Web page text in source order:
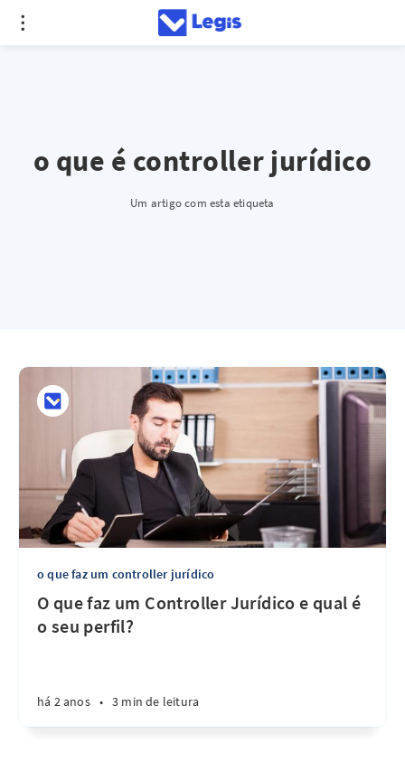
o que é controller jurídico
Um artigo com esta etiqueta
o que faz um controller jurídico
O que faz um Controller Jurídico e qual é
o seu perfil?
há 2 anos • 3 min de leitura